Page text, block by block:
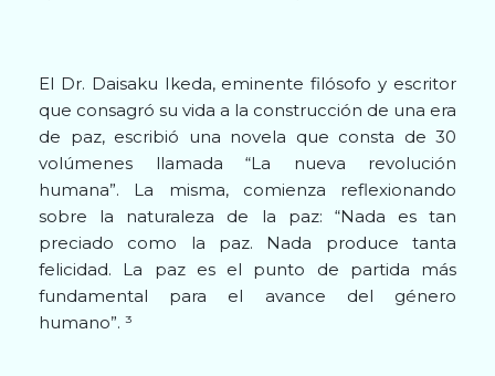
El Dr. Daisaku Ikeda, eminente filósofo y escritor
que consagró su vida a la construcción de una era
de paz, escribió una novela que consta de 30
volúmenes llamada “La nueva revolución
humana”. La misma, comienza reflexionando
sobre la naturaleza de la paz: “Nada es tan
preciado como la paz. Nada produce tanta
felicidad. La paz es el punto de partida más
fundamental para el avance del género
humano”. ³